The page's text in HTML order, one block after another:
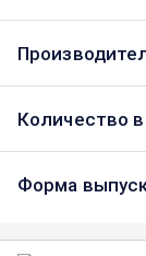
Количество в
Форма